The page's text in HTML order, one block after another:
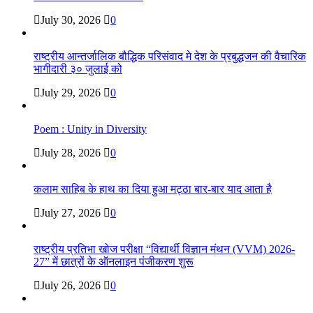
July 30, 2026
0
राष्ट्रीय आन्तर्जालिक बौद्धिक परिसंवाद मे देश के प्रबुद्धजन की वैचारिक
भागीदारी ३० जुलाई को
July 29, 2026
0
Poem : Unity in Diversity
July 28, 2026
0
कलाम साहिब के हाथ का दिया हुआ मट्ठा बार-बार याद आता है
July 27, 2026
0
राष्ट्रीय प्रतिभा खोज परीक्षा “विद्यार्थी विज्ञान मंथन (VVM) 2026-
27” में छात्रों के ऑनलाइन पंजीकरण शुरू
July 26, 2026
0